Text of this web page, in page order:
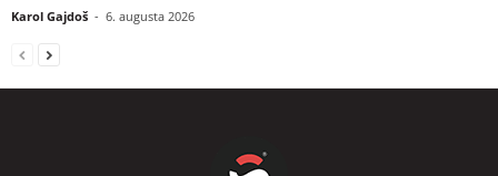
Karol Gajdoš - 6. augusta 2026